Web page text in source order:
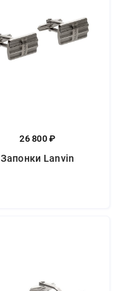
26 800 ₽
Запонки Lanvin